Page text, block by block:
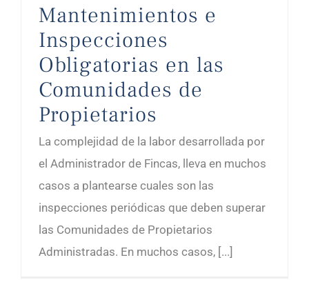
Mantenimientos e
Inspecciones
Obligatorias en las
Comunidades de
Propietarios
La complejidad de la labor desarrollada por
el Administrador de Fincas, lleva en muchos
casos a plantearse cuales son las
inspecciones periódicas que deben superar
las Comunidades de Propietarios
Administradas. En muchos casos, [...]